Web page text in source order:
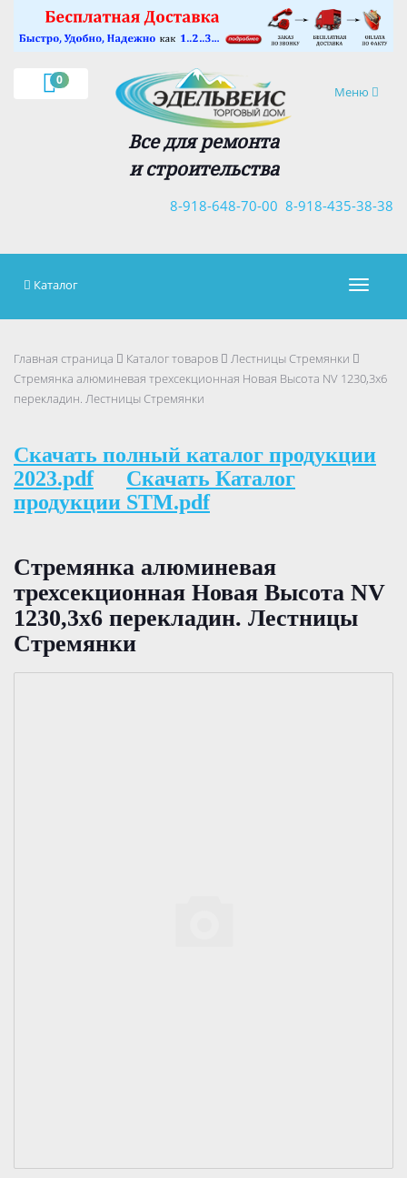
0
Навигация
Меню
Все для ремонта
и строительства
8-918-435-38-38
8-918-648-70-00
×
Каталог
Главная страница Каталог товаров
Лестницы Стремянки
Стремянка алюминевая трехсекционная Новая Высота NV 1230,3х6
перекладин. Лестницы Стремянки
Скачать полный каталог продукции
2023.pdf
Скачать Каталог
продукции STM.pdf
Стремянка алюминевая
трехсекционная Новая Высота NV
1230,3х6 перекладин. Лестницы
Стремянки